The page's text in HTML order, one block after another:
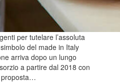
per tutelare l’assoluta
del made in Italy
arriva dopo un lungo
a partire dal 2018 con
proposta…